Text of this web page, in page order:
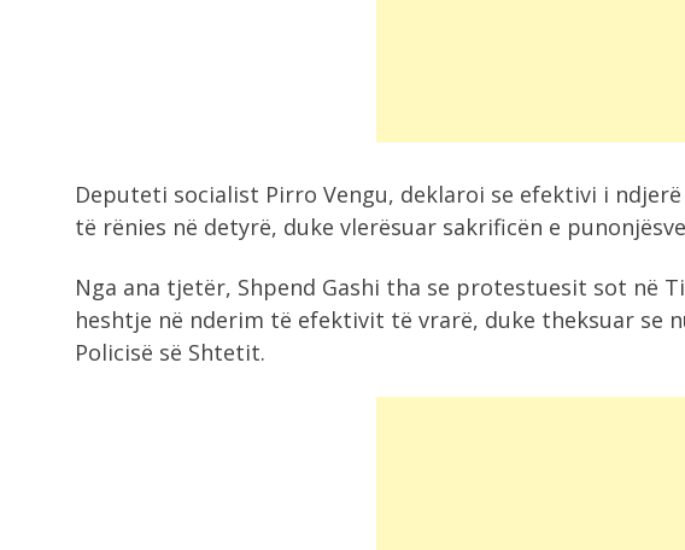
Deputeti socialist Pirro Vengu, deklaroi se efektivi i
të rënies në detyrë, duke vlerësuar sakrificën e
Nga ana tjetër, Shpend Gashi tha se protestuesit sot në
heshtje në nderim të efektivit të vrarë, duke theksuar se
Policisë së Shtetit.
operacioni nuk...
Situatë alarmante në Krujë, Lamallari
dhe Nufi...